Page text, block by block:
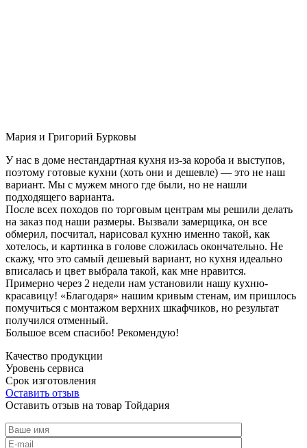
Мария и Григорий Бурковы
У нас в доме нестандартная кухня из-за короба и выступов,
поэтому готовые кухни (хоть они и дешевле) — это не наш
вариант. Мы с мужем много где были, но не нашли
подходящего варианта.
После всех походов по торговым центрам мы решили делать
на заказ под наши размеры. Вызвали замерщика, он все
обмерил, посчитал, нарисовал кухню именно такой, как
хотелось, и картинка в голове сложилась окончательно. Не
скажу, что это самый дешевый вариант, но кухня идеально
вписалась и цвет выбрала такой, как мне нравится.
Примерно через 2 недели нам установили нашу кухню-
красавицу! «Благодаря» нашим кривым стенам, им пришлось
помучиться с монтажом верхних шкафчиков, но результат
получился отменный.
Большое всем спасибо! Рекомендую!
Качество продукции
Уровень сервиса
Срок изготовления
Оставить отзыв
Оставить отзыв на товар Тойдария